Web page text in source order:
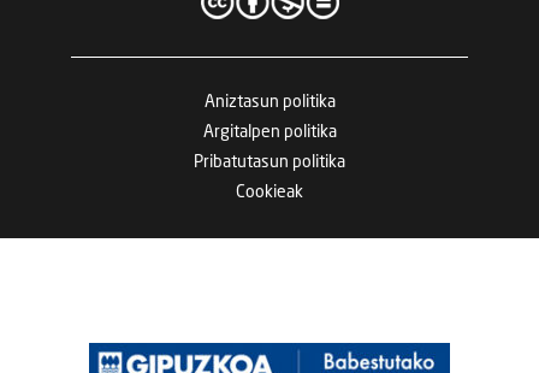
Aniztasun politika
Argitalpen politika
Pribatutasun politika
Cookieak